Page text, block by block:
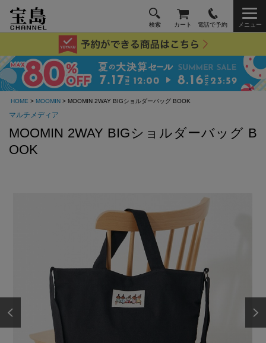
検索 カート 電話で予約 メニュー
HOME > MOOMIN> MOOMIN 2WAY BIGショルダーバッグ BOOK
マルチメディア
MOOMIN 2WAY BIGショルダーバッグ B
OOK